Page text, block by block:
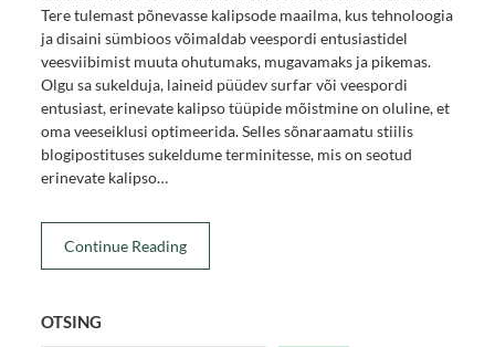
Tere tulemast põnevasse kalipsode maailma, kus tehnoloogia
ja disaini sümbioos võimaldab veespordi entusiastidel
veesviibimist muuta ohutumaks, mugavamaks ja pikemas.
Olgu sa sukelduja, laineid püüdev surfar või veespordi
entusiast, erinevate kalipso tüüpide mõistmine on oluline, et
oma veeseiklusi optimeerida. Selles sõnaraamatu stiilis
blogipostituses sukeldume terminitesse, mis on seotud
erinevate kalipso…
Continue Reading
OTSING